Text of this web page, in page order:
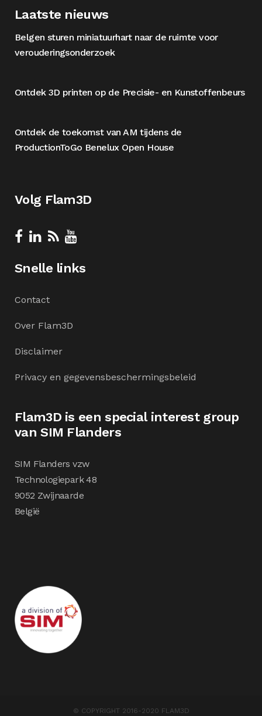
Laatste nieuws
Belgen sturen miniatuurhart naar de ruimte voor
verouderingsonderzoek
Ontdek 3D printen op de Precisie- en Kunstoffenbeurs
Ontdek de toekomst van AM tijdens de
ProductionToGo Benelux Open House
Volg Flam3D
Snelle links
Contact
Over Flam3D
Disclaimer
Privacy en gegevensbeschermingsbeleid
Flam3D is een special interest group
van SIM Flanders
SIM Flanders vzw
Technologiepark 48
9052 Zwijnaarde
België
© COPYRIGHT 2016-2020 FLAM3D